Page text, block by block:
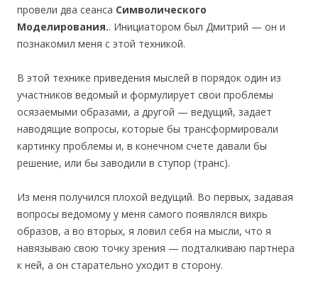
провели два сеанса Символического
Моделирования.. Инициатором был Дмитрий — он и
познакомил меня с этой техникой.
В этой технике приведения мыслей в порядок один из
участников ведомый и формулирует свои проблемы
осязаемыми образами, а другой — ведущий, задает
наводящие вопросы, которые бы трансформировали
картинку проблемы и, в конечном счете давали бы
решение, или бы заводили в ступор (транс).
Из меня получился плохой ведущий. Во первых, задавая
вопросы ведомому у меня самого появлялся вихрь
образов, а во вторых, я ловил себя на мысли, что я
навязываю свою точку зрения — подталкиваю партнера
к ней, а он старательно уходит в сторону.